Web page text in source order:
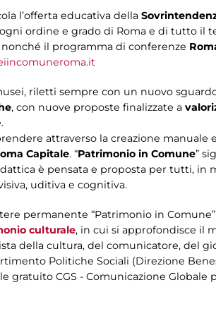
l’offerta educativa della
ordine e grado di Roma e di tutto il
nonché il programma di conferenze
riletti sempre con un nuovo
, con nuove proposte finalizzate a
attraverso la creazione
Capitale. “Patrimonio in Comune”
è pensata e proposta per tutti, in
uditiva e cognitiva.
permanente “Patrimonio in
culturale, in cui si approfondisce il
della cultura, del comunicatore, del
Politiche Sociali (Direzione
gratuito CGS - Comunicazione Globale